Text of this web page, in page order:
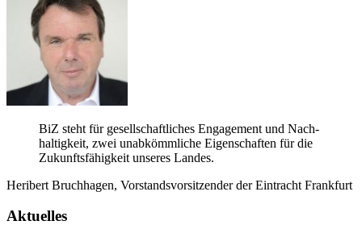
BiZ steht für gesell­schaft­li­ches Enga­ge­ment und Nach­
hal­tig­keit, zwei unab­kömm­li­che Eigen­schaf­ten für die
Zukunfts­fä­hig­keit unse­res Landes.
Heri­bert Bruch­ha­gen, Vor­stands­vor­sit­zen­der der Ein­tracht Frankfurt
Aktuelles